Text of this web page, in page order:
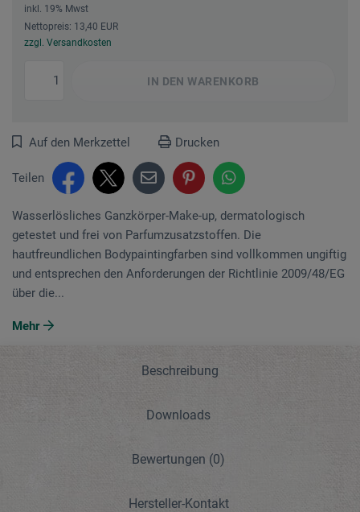
inkl. 19% Mwst
Nettopreis: 13,40 EUR
zzgl. Versandkosten
IN DEN WARENKORB
Auf den Merkzettel Drucken
Teilen
Wasserlösliches Ganzkörper-Make-up, dermatologisch
getestet und frei von Parfumzusatzstoffen. Die
hautfreundlichen Bodypaintingfarben sind vollkommen ungiftig
und entsprechen den Anforderungen der Richtlinie 2009/48/EG
über die...
Mehr
Beschreibung
Downloads
Bewertungen (0)
Hersteller-Kontakt